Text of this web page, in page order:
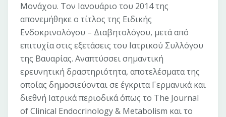
Μονάχου. Τον Ιανουάριο του 2014 της
απονεμήθηκε ο τίτλος της Ειδικής
Ενδοκρινολόγου – Διαβητολόγου, μετά από
επιτυχία στις εξετάσεις του Ιατρικού Συλλόγου
της Βαυαρίας. Αναπτύσσει σημαντική
ερευνητική δραστηριότητα, αποτελέσματα της
οποίας δημοσιεύονται σε έγκριτα Γερμανικά και
διεθνή Ιατρικά περιοδικά όπως το The Journal
of Clinical Endocrinology & Metabolism και το